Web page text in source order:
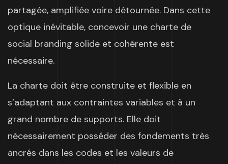
partagée, amplifiée voire détournée. Dans cette
optique inévitable, concevoir une charte de
social branding solide et cohérente est
nécessaire.
La charte doit être construite et flexible en
s’adaptant aux contraintes variables et à un
grand nombre de supports. Elle doit
nécessairement posséder des fondements très
ancrés dans les codes et les valeurs de